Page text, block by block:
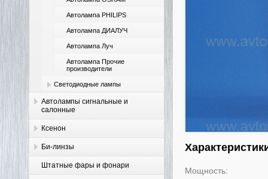
Автолампа PHILIPS
Автолампа ДИАЛУЧ
Автолампа Луч
Автолампа Прочие
производители
Светодиодные лампы
Автолампы сигнальные и
салонные
Ксенон
Би-линзы
Штатные фары и фонари
Мощность: